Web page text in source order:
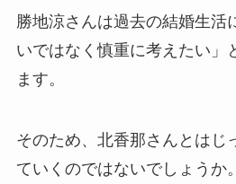
勝地涼さんは過去の結婚生活
いではなく慎重に考えたい」
ます。
そのため、北香那さんとはじ
ていくのではないでしょうか。